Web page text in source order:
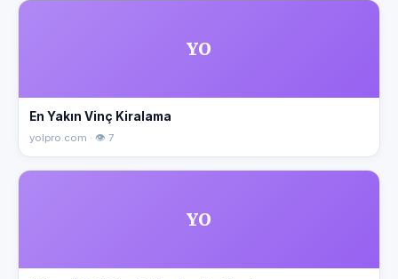
YO
En Yakın Vinç Kiralama
yolpro.com · 👁 7
YO